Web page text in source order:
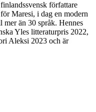
författare
Maresi, i dag en modern
mer än 30 språk. Hennes
Yles litteraturpris 2022,
Aleksi 2023 och är